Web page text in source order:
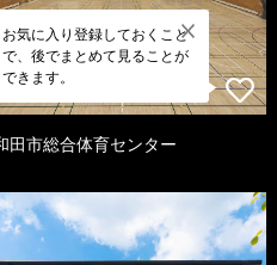
お気に入り登録しておくこと
で、後でまとめて見ることが
できます。
田市総合体育センター